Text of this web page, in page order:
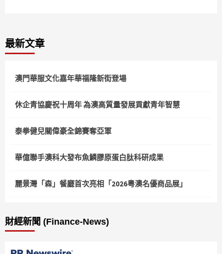
最新文章
澳門華服文化嘉年華福隆新街登場
休企青協慶祝十周年 為澳高質量發展貢獻青年智慧
泰拳健兒關偉豪全錦賽奪亞軍
華億聯手澳科大發布魚鱗膠原蛋白肽科研成果
麗景灣「森」餐廳首次亮相「2026粵澳名優商品展」
財經新聞 (Finance-News)